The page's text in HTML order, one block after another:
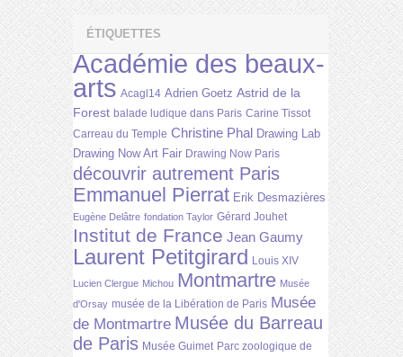
ÉTIQUETTES
Académie des beaux-
arts Acagl14 Adrien Goetz Astrid de la
Forest balade ludique dans Paris Carine Tissot
Carreau du Temple Christine Phal Drawing Lab
Drawing Now Art Fair Drawing Now Paris
découvrir autrement Paris
Emmanuel Pierrat Erik Desmazières
Eugène Delâtre fondation Taylor Gérard Jouhet
Institut de France Jean Gaumy
Laurent Petitgirard Louis XIV
Lucien Clergue Michou Montmartre Musée
d'Orsay musée de la Libération de Paris Musée
de Montmartre Musée du Barreau
de Paris Musée Guimet Parc zoologique de